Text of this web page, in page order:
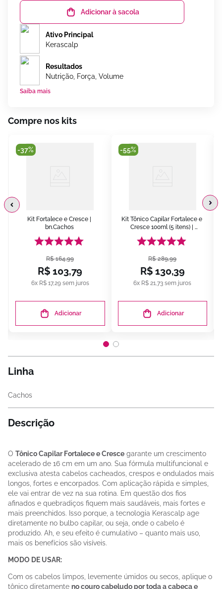
Adicionar à sacola
Ativo Principal
Kerascalp
Resultados
Nutrição, Força, Volume
Saiba mais
Compre nos kits
-37%
Kit Fortalece e Cresce |
bn.Cachos
R$ 164,99
R$ 103,79
6x R$ 17,29sem juros
Adicionar
-55%
Kit Tônico Capilar Fortalece e
Cresce 100ml (5 itens) |
bn.Cachos
R$ 289,99
R$ 130,39
6x R$ 21 ,73 sem juros
Adicionar
Linha
Cachos
Descrição
O Tônico Capilar Fortalece e Cresce garante um crescimento
acelerado de 16 cm em um ano. Sua fórmula multifuncional e
exclusiva atesta cabelos cacheados, crespos e ondulados mais
longos, fortes e encorpados. Com aplicação rápida e simples,
ele vai entrar de vez na sua rotina. Em questão dos fios
afinados e quebradiços fiquem mais saudáveis, mais fortes e
mais preenchidos. Isso porque, a tecnologia Kerascalp age
diretamente no bulbo capilar, ou seja, onde o cabelo é
produzido. Ah, e seu efeito é cumulativo – quanto mais uso,
mais os benefícios são visíveis.
MODO DE USAR:
Com os cabelos limpos, levemente úmidos ou secos, aplique o
tônico diretamente no couro cabeludo por toda a cabeça e